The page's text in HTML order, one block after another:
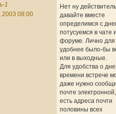
1
08:00
Нет ну
давайте вместе
определимся с
потусуемся в чате
форуме. Лично
удобнее было-бы
или в выходные.
Для удобства о
времени встрече
даже нужно
почте
есть адреса почти
половины всех